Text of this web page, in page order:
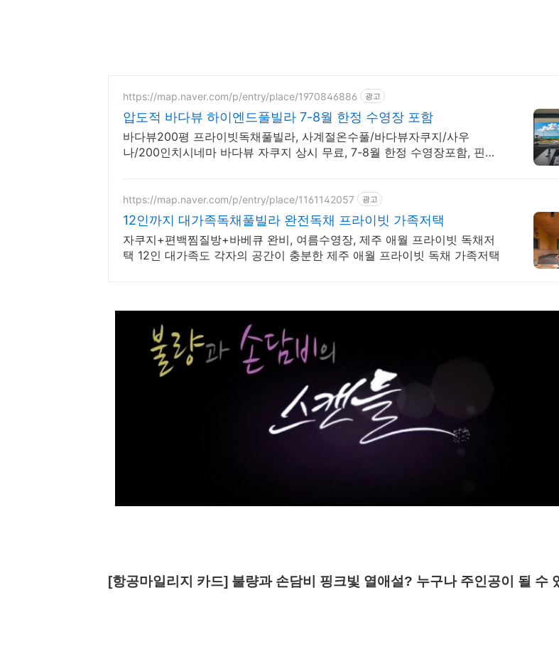
https://map.naver.com/p/entry/place/1970846886 광고
압도적 바다뷰 하이엔드풀빌라 7-8월 한정 수영장 포함
바다뷰200평 프라이빗독채풀빌라, 사계절온수풀/바다뷰자쿠지/사우
나/200인치시네마 바다뷰 자쿠지 상시 무료, 7-8월 한정 수영장포함, 핀란
https://map.naver.com/p/entry/place/1161142057 광고
12인까지 대가족독채풀빌라 완전독채 프라이빗 가족저택
자쿠지+편백찜질방+바베큐 완비, 여름수영장, 제주 애월 프라이빗 독채저
택 12인 대가족도 각자의 공간이 충분한 제주 애월 프라이빗 독채 가족저택
[항공마일리지 카드] 불량과 손담비 핑크빛 열애설? 누구나 주인공이 될 수